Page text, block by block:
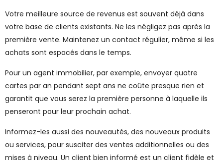
Votre meilleure source de revenus est souvent déjà dans
votre base de clients existants. Ne les négligez pas après la
première vente. Maintenez un contact régulier, même si les
achats sont espacés dans le temps.
Pour un agent immobilier, par exemple, envoyer quatre
cartes par an pendant sept ans ne coûte presque rien et
garantit que vous serez la première personne à laquelle ils
penseront pour leur prochain achat.
Informez-les aussi des nouveautés, des nouveaux produits
ou services, pour susciter des ventes additionnelles ou des
mises à niveau. Un client bien informé est un client fidèle et